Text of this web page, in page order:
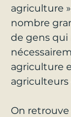
agriculture
nombre
de gens qui
agriculture
agriculteurs
On retrouve